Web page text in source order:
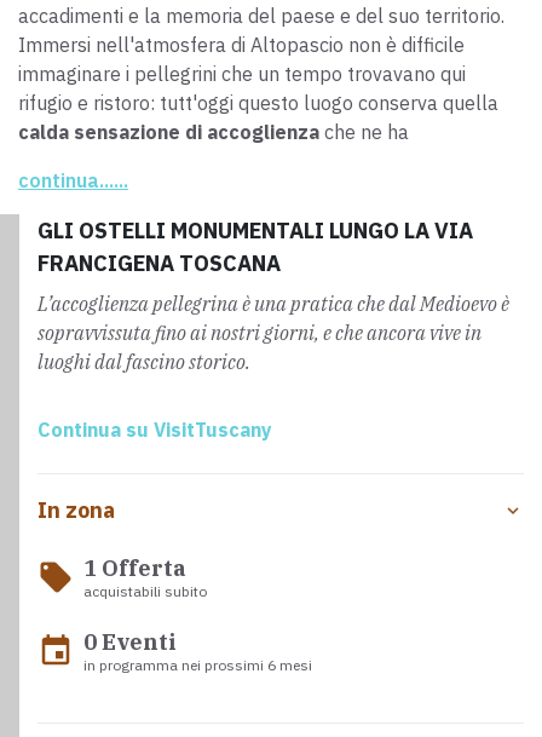
accadimenti e la memoria del paese e del suo territorio.
Immersi nell'atmosfera di Altopascio non è difficile
immaginare i pellegrini che un tempo trovavano qui
rifugio e ristoro: tutt'oggi questo luogo conserva quella
calda sensazione di accoglienza che ne ha
continua......
GLI OSTELLI MONUMENTALI LUNGO LA VIA
FRANCIGENA TOSCANA
L’accoglienza pellegrina è una pratica che dal Medioevo è
sopravvissuta fino ai nostri giorni, e che ancora vive in
luoghi dal fascino storico.
Continua su VisitTuscany
In zona
local_offer 1 Offerta
acquistabili subito
event 0 Eventi
in programma nei prossimi 6 mesi